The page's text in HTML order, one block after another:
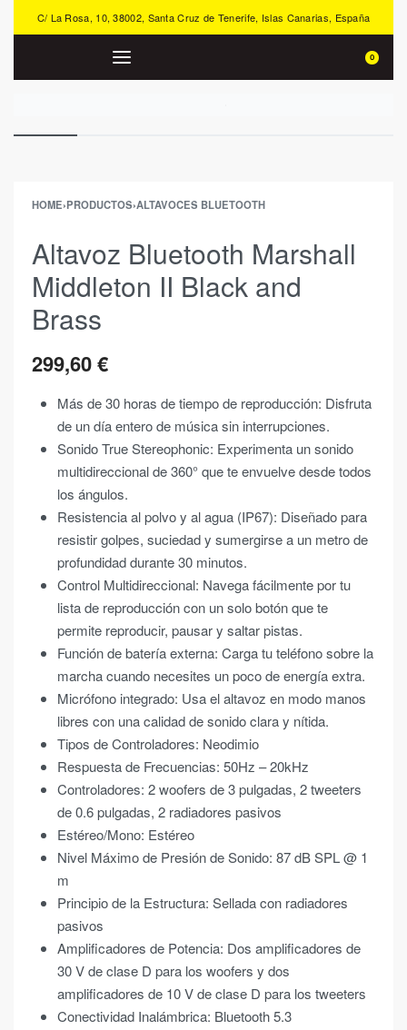
C/ La Rosa, 10, 38002, Santa Cruz de Tenerife, Islas Canarias, España
0
HOME›PRODUCTOS›ALTAVOCES BLUETOOTH
Altavoz Bluetooth Marshall
Middleton II Black and
Brass
299,60€
Más de 30 horas de tiempo de reproducción: Disfruta
de un día entero de música sin interrupciones.
Sonido True Stereophonic: Experimenta un sonido
multidireccional de 360° que te envuelve desde todos
los ángulos.
Resistencia al polvo y al agua (IP67): Diseñado para
resistir golpes, suciedad y sumergirse a un metro de
profundidad durante 30 minutos.
Control Multidireccional: Navega fácilmente por tu
lista de reproducción con un solo botón que te
permite reproducir, pausar y saltar pistas.
Función de batería externa: Carga tu teléfono sobre la
marcha cuando necesites un poco de energía extra.
Micrófono integrado: Usa el altavoz en modo manos
libres con una calidad de sonido clara y nítida.
Tipos de Controladores: Neodimio
Respuesta de Frecuencias: 50Hz – 20kHz
Controladores: 2 woofers de 3 pulgadas, 2 tweeters
de 0.6 pulgadas, 2 radiadores pasivos
Estéreo/Mono: Estéreo
Nivel Máximo de Presión de Sonido: 87 dB SPL @ 1
m
Principio de la Estructura: Sellada con radiadores
pasivos
Amplificadores de Potencia: Dos amplificadores de
30 V de clase D para los woofers y dos
amplificadores de 10 V de clase D para los tweeters
Conectividad Inalámbrica: Bluetooth 5.3